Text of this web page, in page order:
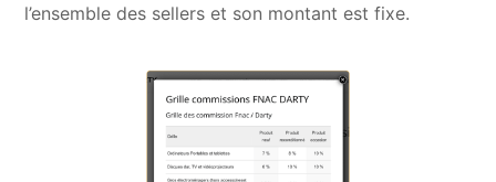
l’ensemble des sellers et son montant est fixe.